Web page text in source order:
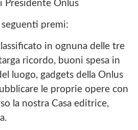
Presidente Onlus
seguenti premi:
in ognuna delle tre
ricordo, buoni spesa in
luogo, gadgets della Onlus
le proprie opere con
la nostra Casa editrice,